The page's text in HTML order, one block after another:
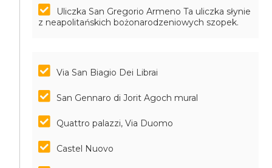
Uliczka San Gregorio Armeno Ta uliczka słynie
z neapolitańskich bożonarodzeniowych szopek.
Via San Biagio Dei Librai
San Gennaro di Jorit Agoch mural
Quattro palazzi, Via Duomo
Castel Nuovo